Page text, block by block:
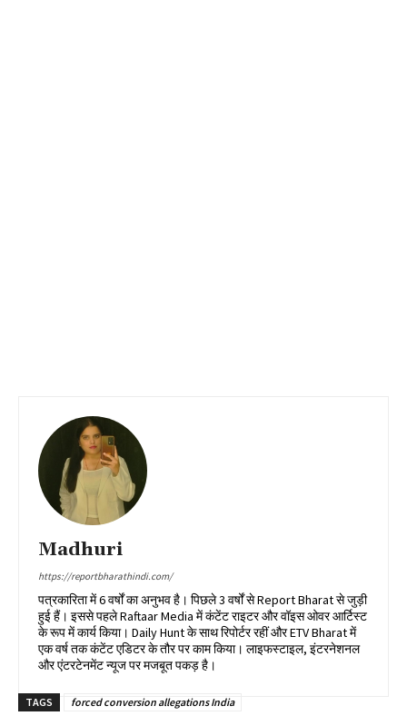
Madhuri
https://reportbharathindi.com/
पत्रकारिता में 6 वर्षों का अनुभव है। पिछले 3 वर्षों से Report Bharat से जुड़ी
हुई हैं। इससे पहले Raftaar Media में कंटेंट राइटर और वॉइस ओवर आर्टिस्ट
के रूप में कार्य किया। Daily Hunt के साथ रिपोर्टर रहीं और ETV Bharat में
एक वर्ष तक कंटेंट एडिटर के तौर पर काम किया। लाइफस्टाइल, इंटरनेशनल
और एंटरटेनमेंट न्यूज पर मजबूत पकड़ है।
TAGS
forced conversion allegations India